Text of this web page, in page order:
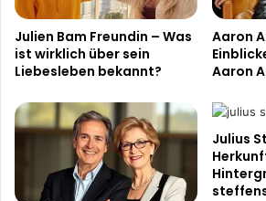
Julien Bam Freundin – Was
ist wirklich über sein
Liebesleben bekannt?
Aaron
Aaron
Julius